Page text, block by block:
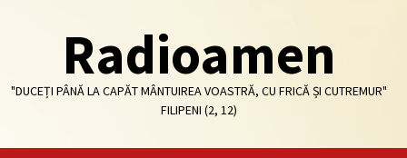
Radioamen
"DUCEȚI PÂNĂ LA CAPĂT MÂNTUIREA VOASTRĂ, CU FRICĂ ȘI CUTREMUR"
FILIPENI (2, 12)